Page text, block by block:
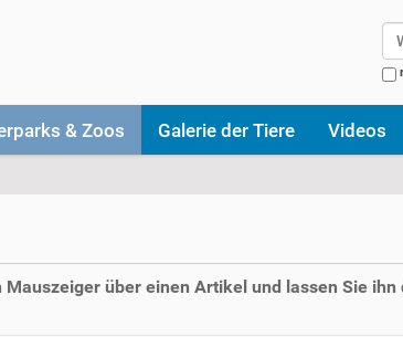
& Zoos Galerie der Tiere Videos
über einen Artikel und lassen Sie